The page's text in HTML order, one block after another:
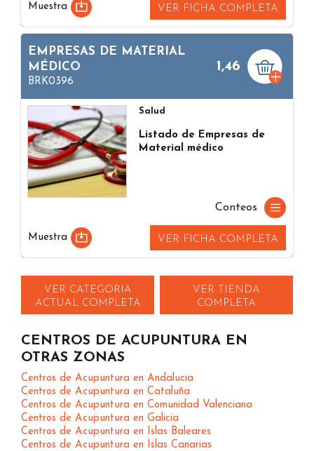
Muestra VER FICHA COMPLETA
EMPRESAS DE MATERIAL
MÉDICO
BRK0396
1,46
Salud
Listado de Empresas de
Material médico
Conteos
Muestra VER FICHA COMPLETA
VER CATEGORIA
ACTUAL COMPLETA
VER TIENDA
COMPLETA
CENTROS DE ACUPUNTURA EN
OTRAS ZONAS
Centros de Acupuntura en Andalucia
Centros de Acupuntura en Cataluña
Centros de Acupuntura en Comunidad Valenciana
Centros de Acupuntura en Galicia
Centros de Acupuntura en Islas Baleares
Centros de Acupuntura en Islas Canarias